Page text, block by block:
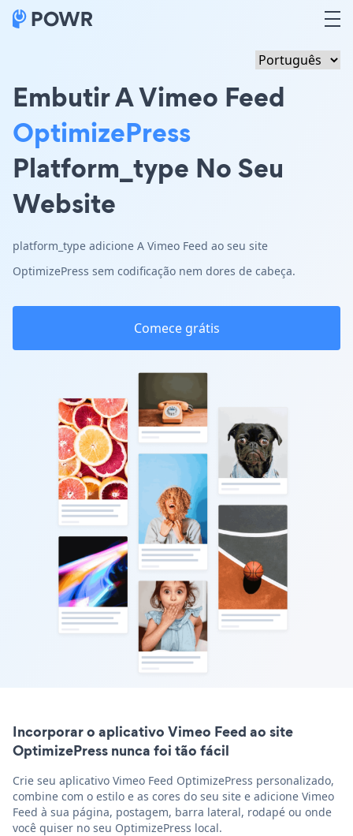
Embutir A Vimeo Feed
OptimizePress
Platform_type No Seu
Website
platform_type adicione A Vimeo Feed ao seu site
OptimizePress sem codificação nem dores de cabeça.
Comece grátis
Incorporar o aplicativo Vimeo Feed ao site
OptimizePress nunca foi tão fácil
Crie seu aplicativo Vimeo Feed OptimizePress personalizado,
combine com o estilo e as cores do seu site e adicione Vimeo
Feed à sua página, postagem, barra lateral, rodapé ou onde
você quiser no seu OptimizePress local.